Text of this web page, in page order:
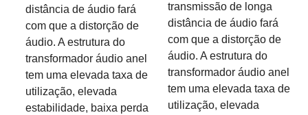
distância de áudio fará
com que a distorção de
áudio. A estrutura do
transformador áudio anel
tem uma elevada taxa de
utilização, elevada
estabilidade, baixa perda
transmissão de longa
distância de áudio fará
com que a distorção de
áudio. A estrutura do
transformador áudio anel
tem uma elevada taxa de
utilização, elevada